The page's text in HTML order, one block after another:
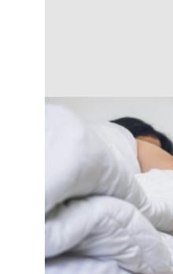
Kvalitu spánku do
ovplyvňuje kvalita
pre vás mala byť
nosnosť, tuhosť a
hrúbka, ktorá sa
vašom komforte.
výšku matraca?